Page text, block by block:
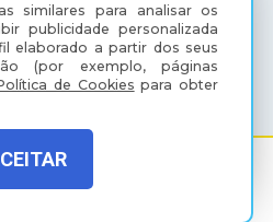
similares para analisar os
publicidade personalizada
elaborado a partir dos seus
(por exemplo, páginas
de Cookies para obter
3607-6500